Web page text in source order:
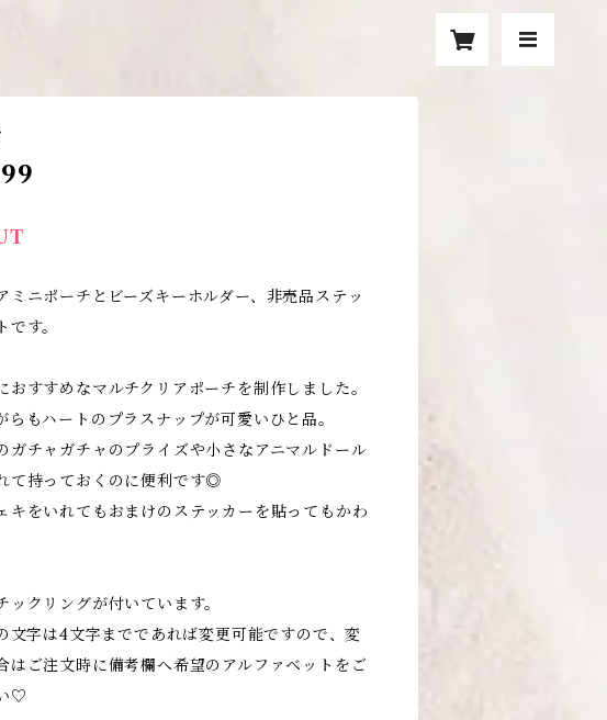
ミニポーチとビーズキーホルダー、非売品ステッ
す。
おすすめなマルチクリアポーチを制作しました。
らもハートのプラスナップが可愛いひと品。
ガチャガチャのプライズや小さなアニマルドール
て持っておくのに便利です◎
キをいれてもおまけのステッカーを貼ってもかわ
ックリングが付いています。
文字は4文字までであれば変更可能ですので、変
はご注文時に備考欄へ希望のアルファベットをご
♡